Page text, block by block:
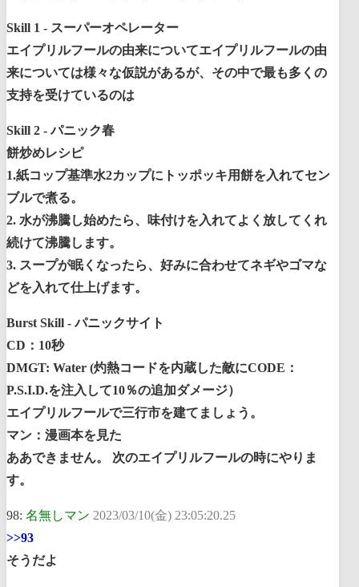
Skill 1 - スーパーオペレーター
エイプリルフールの由来についてエイプリルフールの由
来については様々な仮説があるが、その中で最も多くの
支持を受けているのは
Skill 2 - パニック春
餅炒めレシピ
1.紙コップ基準水2カップにトッポッキ用餅を入れてセン
ブルで煮る。
2. 水が沸騰し始めたら、味付けを入れてよく放してくれ
続けて沸騰します。
3. スープが眠くなったら、好みに合わせてネギやゴマな
どを入れて仕上げます。
Burst Skill - パニックサイト
CD：10秒
DMGT: Water (灼熱コードを内蔵した敵にCODE：
P.S.I.D.を注入して10％の追加ダメージ）
エイプリルフールで三行市を建てましょう。
マン：漫画本を見た
ああできません。 次のエイプリルフールの時にやりま
す。
98: 名無しマン 2023/03/10(金) 23:05:20.25
>>93
そうだよ